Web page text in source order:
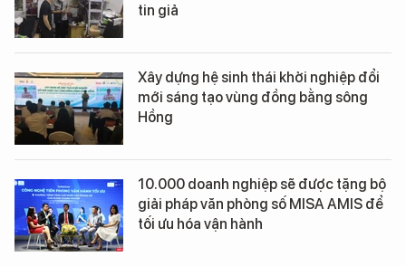
tin giả
Xây dựng hệ sinh thái khởi nghiệp đổi
mới sáng tạo vùng đồng bằng sông
Hồng
10.000 doanh nghiệp sẽ được tặng bộ
giải pháp văn phòng số MISA AMIS để
tối ưu hóa vận hành